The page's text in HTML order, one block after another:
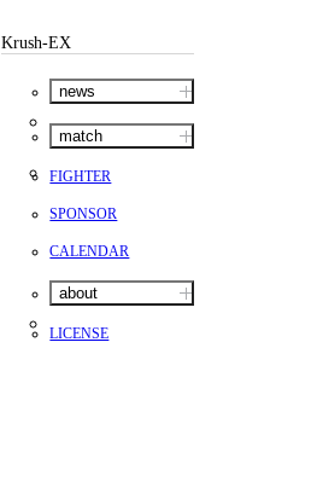
Krush-EX
news
match
FIGHTER
SPONSOR
CALENDAR
about
LICENSE